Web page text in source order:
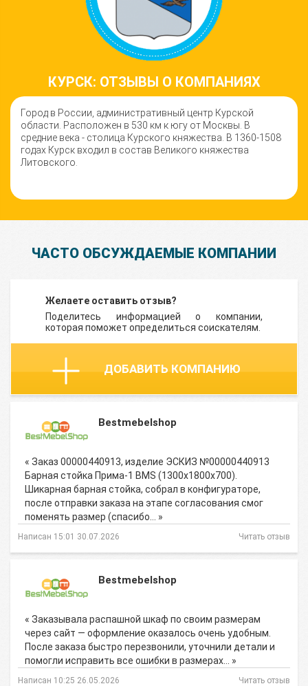
КУРСК: ОТЗЫВЫ О КОМПАНИЯХ
Город в России, административный центр Курской
области. Расположен в 530 км к югу от Москвы. В
средние века - столица Курского княжества. В 1360-1508
годах Курск входил в состав Великого княжества
Литовского.
ЧАСТО ОБСУЖДАЕМЫЕ КОМПАНИИ
Желаете оставить отзыв?
Поделитесь информацией о компании,
которая поможет определиться соискателям.
ДОБАВИТЬ КОМПАНИЮ
Bestmebelshop
« Заказ 00000440913, изделие ЭСКИЗ №00000440913
Барная стойка Прима-1 BMS (1300х1800х700).
Шикарная барная стойка, собрал в конфигураторе,
после отправки заказа на этапе согласования смог
поменять размер (спасибо… »
Написан 15:01 30.07.2026 Читать отзыв
Bestmebelshop
« Заказывала распашной шкаф по своим размерам
через сайт — оформление оказалось очень удобным.
После заказа быстро перезвонили, уточнили детали и
помогли исправить все ошибки в размерах… »
Написан 10:25 26.05.2026 Читать отзыв